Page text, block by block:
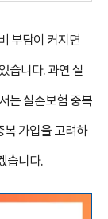
부담이 커지면
습니다. 과연 실
는 실손보험 중복
복 가입을 고려하
습니다.